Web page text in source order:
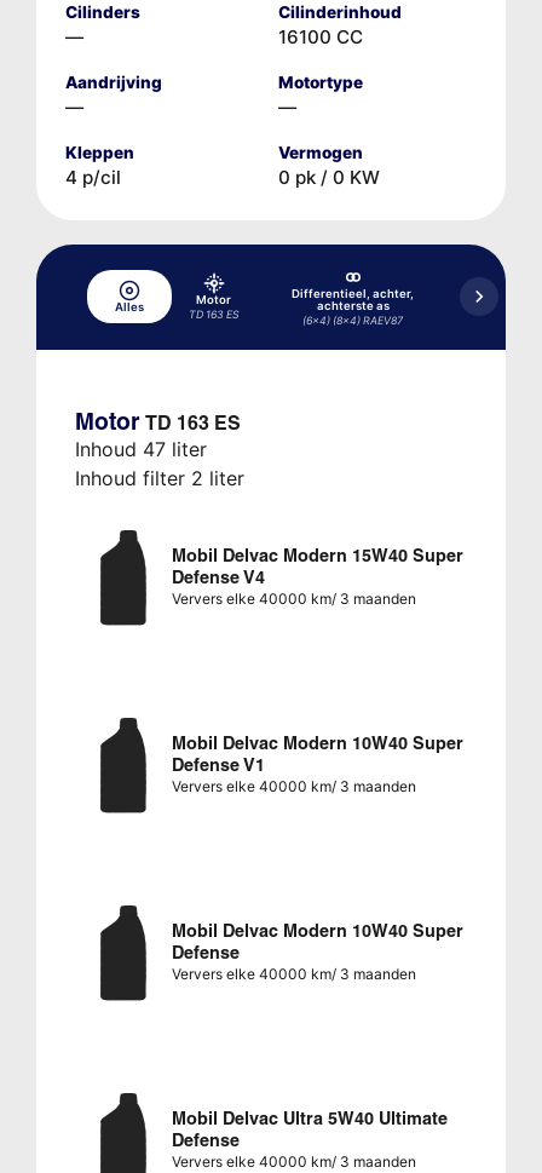
Cilinders
—
Cilinderinhoud
16100 CC
Aandrijving
—
Motortype
—
Kleppen
4 p/cil
Vermogen
0 pk / 0 KW
Alles
Motor
TD 163 ES
Differentieel, achter,
achterste as
(6x4) (8x4) RAEV87
achterste
Motor TD 163 ES
Inhoud 47 liter
Inhoud filter 2 liter
Mobil Delvac Modern 15W40 Super
Defense V4
Ververs elke 40000 km/ 3 maanden
Mobil Delvac Modern 10W40 Super
Defense V1
Ververs elke 40000 km/ 3 maanden
Mobil Delvac Modern 10W40 Super
Defense
Ververs elke 40000 km/ 3 maanden
Mobil Delvac Ultra 5W40 Ultimate
Defense
Ververs elke 40000 km/ 3 maanden